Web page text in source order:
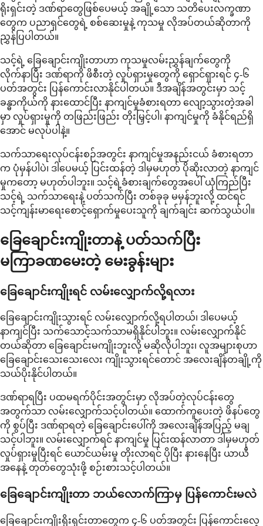
ရိုးရှင်းတဲ့ ဒဏ်ရာတွေဖြစ်ပေမယ့် အချို့သော သတိပေးလက္ခဏာ
တွေက ပညာရှင်တွေရဲ့ စစ်ဆေးမှုနဲ့ ကုသမှု လိုအပ်တယ်ဆိုတာကို
ညွှန်ပြပါတယ်။
သင့်ရဲ့ ခြေချောင်းကျိုးတာဟာ ကုသမှုလမ်းညွှန်ချက်တွေကို
လိုက်နာပြီး ဒဏ်ရာကို ဖိစီးတဲ့ လှုပ်ရှားမှုတွေကို ရှောင်ရှားရင် ၄-၆
ပတ်အတွင်း ပြန်ကောင်းလာနိုင်ပါတယ်။ ဒီအချိန်အတွင်းမှာ သင့်
ခန္ဓာကိုယ်ကို နားထောင်ပြီး နာကျင်မှုခံစားရတာ လျော့သွားတဲ့အခါ
မှာ လှုပ်ရှားမှုကို တဖြည်းဖြည်း တိုးမြှင့်ပါ၊ နာကျင်မှုကို ခံနိုင်ရည်ရှိ
အောင် မလုပ်ပါနဲ့။
သက်သာရေးလုပ်ငန်းစဉ်အတွင်း နာကျင်မှုအနည်းငယ် ခံစားရတာ
က ပုံမှန်ပါပဲ၊ ဒါပေမယ့် ပြင်းထန်တဲ့ ဒါမှမဟုတ် ပိုဆိုးလာတဲ့ နာကျင်
မှုကတော့ မဟုတ်ပါဘူး။ သင့်ရဲ့ခံစားချက်တွေအပေါ် ယုံကြည်ပြီး
သင့်ရဲ့ သက်သာရေးနဲ့ ပတ်သက်ပြီး တစ်ခုခု မမှန်ဘူးလို့ ထင်ရင်
သင့်ကျန်းမာရေးစောင့်ရှောက်မှုပေးသူကို ချက်ချင်း ဆက်သွယ်ပါ။
ခြေချောင်းကျိုးတာနဲ့ ပတ်သက်ပြီး
မကြာခဏမေးတဲ့ မေးခွန်းများ
ခြေချောင်းကျိုးရင် လမ်းလျှောက်လို့ရလား
ခြေချောင်းကျိုးသွားရင် လမ်းလျှောက်လို့ရပါတယ်၊ ဒါပေမယ့်
နာကျင်ပြီး သက်သောင့်သက်သာမရှိနိုင်ပါဘူး။ လမ်းလျှောက်နိုင်
တယ်ဆိုတာ ခြေချောင်းမကျိုးဘူးလို့ မဆိုလိုပါဘူး၊ လူအများစုဟာ
ခြေချောင်းသေးသေးလေး ကျိုးသွားရင်တောင် အလေးချိန်တချို့ကို
သယ်ပိုးနိုင်ပါတယ်။
ဒဏ်ရာရပြီး ပထမရက်ပိုင်းအတွင်းမှာ လိုအပ်တဲ့လုပ်ငန်းတွေ
အတွက်သာ လမ်းလျှောက်သင့်ပါတယ်။ ထောက်ကူပေးတဲ့ ဖိနပ်တွေ
ကို စွပ်ပြီး ဒဏ်ရာရတဲ့ ခြေချောင်းပေါ်ကို အလေးချိန်အပြည့် မချ
သင့်ပါဘူး။ လမ်းလျှောက်ရင် နာကျင်မှု ပြင်းထန်လာတာ ဒါမှမဟုတ်
လှုပ်ရှားမှုပြီးရင် ယောင်ယမ်းမှု တိုးလာရင် ပိုပြီး နားနေပြီး ယာယီ
အနေနဲ့ တုတ်တွေသုံးဖို့ စဉ်းစားသင့်ပါတယ်။
ခြေချောင်းကျိုးတာ ဘယ်လောက်ကြာမှ ပြန်ကောင်းမလဲ
ခြေချောင်းကျိုးရိုးရှင်းတာတွေက ၄-၆ ပတ်အတွင်း ပြန်ကောင်းလေ့